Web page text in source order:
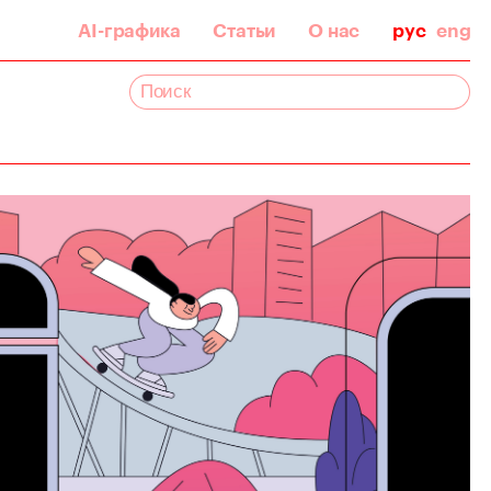
AI-графика Статьи О нас рус eng